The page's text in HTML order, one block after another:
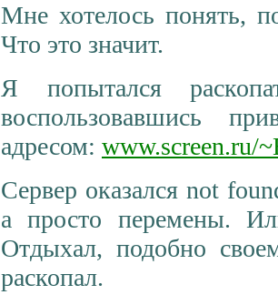
Мне хотелось понять,
Что это значит.
Я попытался
воспользовавшись
адресом: www.screen.ru/
Сервер оказался not
а просто перемены.
Отдыхал, подобно
раскопал.